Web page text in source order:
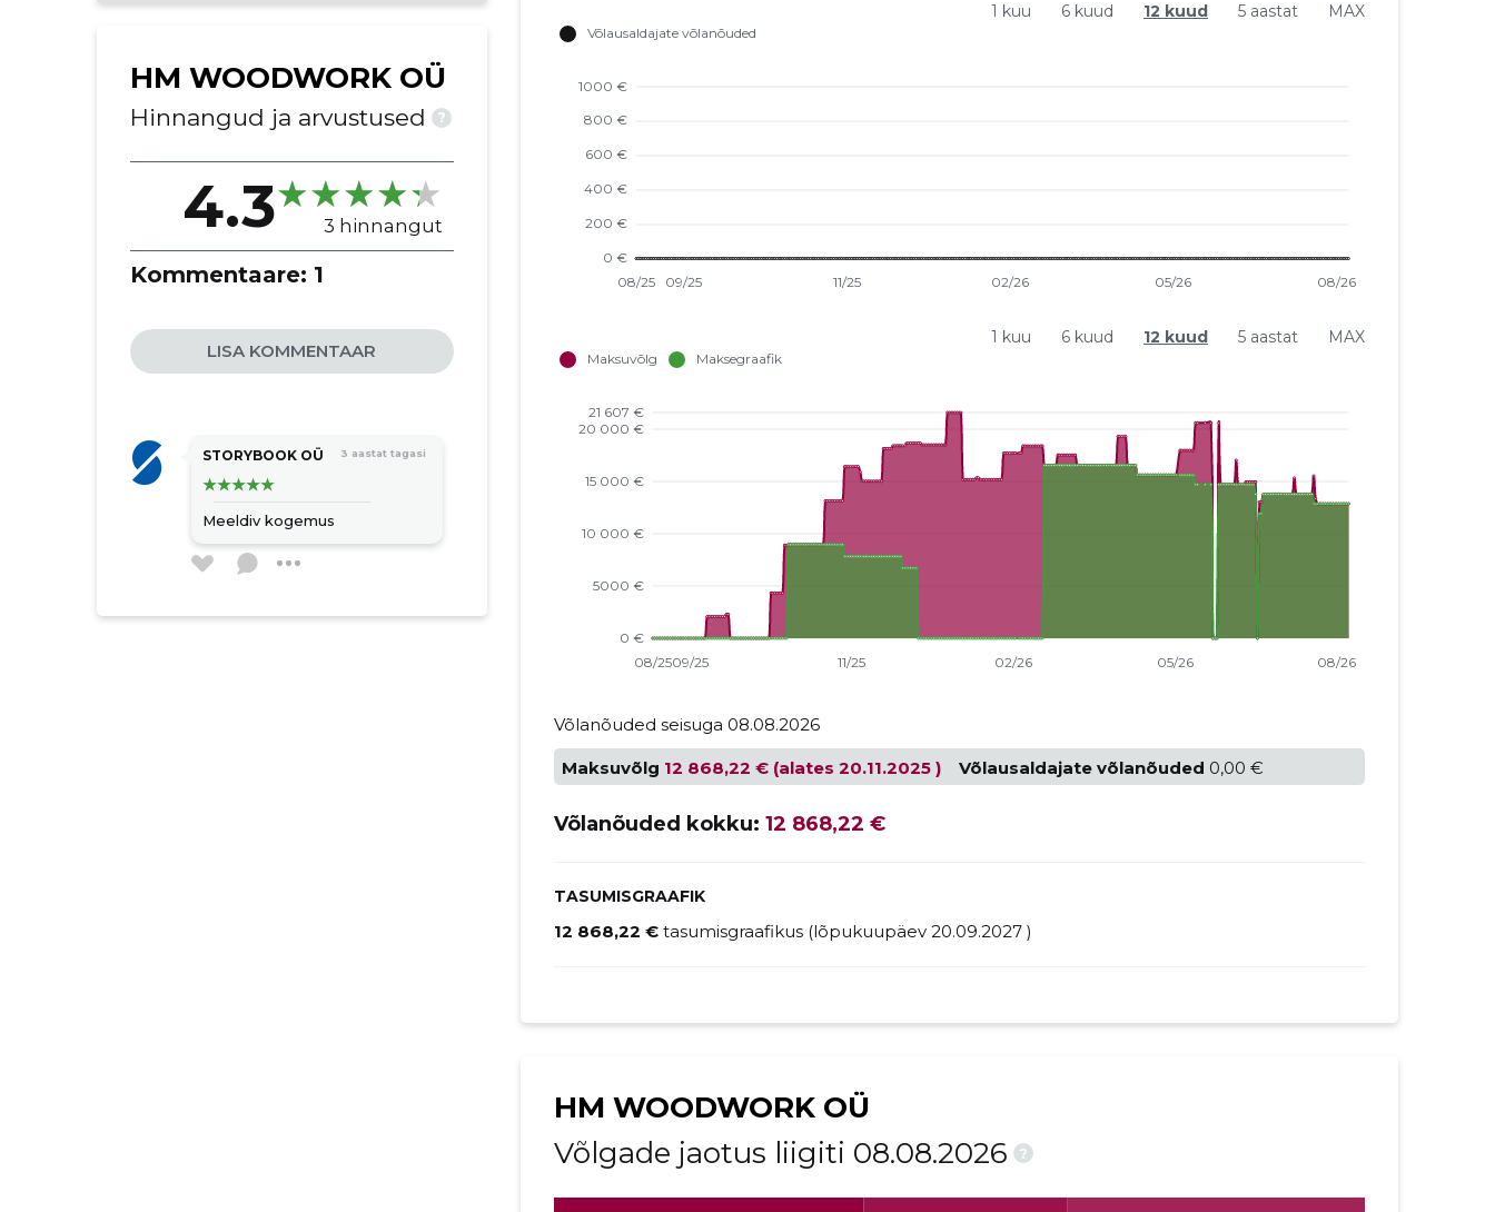
HM WOODWORK OÜ
Hinnangud ja arvustused ?
4.3 3 hinnangut
Kommentaare: 1
LISA KOMMENTAAR
STORYBOOK OÜ 3 aastat tagasi
Meeldiv kogemus
1 kuu 6 kuud 12 kuud 5 aastat MAX
1 kuu 6 kuud 12 kuud 5 aastat MAX
Võlanõuded seisuga 08.08.2026
Maksuvõlg 12 868,22 € (alates 20.11.2025 ) Võlausaldajate võlanõuded 0,00 €
Võlanõuded kokku: 12 868,22 €
TASUMISGRAAFIK
12 868,22 € tasumisgraafikus (lõpukuupäev 20.09.2027 )
HM WOODWORK OÜ
Võlgade jaotus liigiti 08.08.2026
?